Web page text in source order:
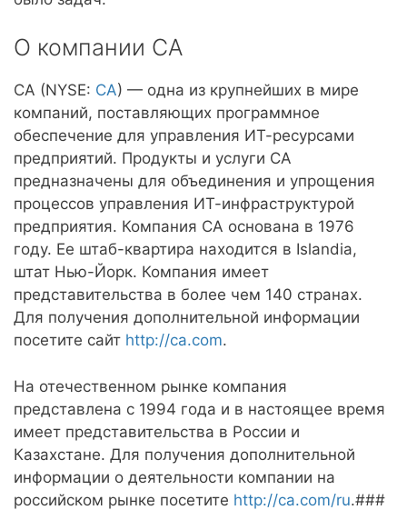
О компании CA
CA (NYSE: CA) — одна из крупнейших в мире
компаний, поставляющих программное
обеспечение для управления ИТ-ресурсами
предприятий. Продукты и услуги CA
предназначены для объединения и упрощения
процессов управления ИТ-инфраструктурой
предприятия. Компания CA основана в 1976
году. Ее штаб-квартира находится в Islandia,
штат Нью-Йорк. Компания имеет
представительства в более чем 140 странах.
Для получения дополнительной информации
посетите сайт http://ca.com.
На отечественном рынке компания
представлена с 1994 года и в настоящее время
имеет представительства в России и
Казахстане. Для получения дополнительной
информации о деятельности компании на
российском рынке посетите http://ca.com/ru.###